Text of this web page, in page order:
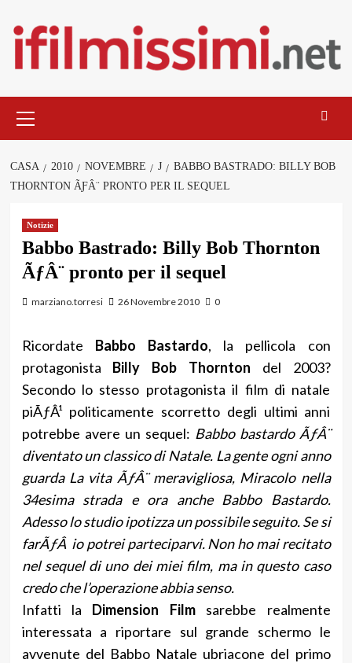
contenuto
principale
CASA 2010 NOVEMBRE J
BABBO BASTRADO: BILLY BOB
THORNTON ÃƑÂ¨ PRONTO PER IL SEQUEL
Notizie
Babbo Bastrado: Billy Bob Thornton
ÃƒÂ¨ pronto per il sequel
marziano.torresi 26 Novembre 2010 0
Ricordate Babbo Bastardo, la pellicola con
protagonista Billy Bob Thornton del 2003?
Secondo lo stesso protagonista il film di natale
piÃƒÂ¹ politicamente scorretto degli ultimi anni
potrebbe avere un sequel: Babbo bastardo ÃƒÂ¨
diventato un classico di Natale. La gente ogni anno
guarda La vita ÃƒÂ¨ meravigliosa, Miracolo nella
34esima strada e ora anche Babbo Bastardo.
Adesso lo studio ipotizza un possibile seguito. Se si
farÃƒÂ io potrei parteciparvi. Non ho mai recitato
nel sequel di uno dei miei film, ma in questo caso
credo che l’operazione abbia senso.
Infatti la Dimension Filmsarebbe realmente
interessata a riportare sul grande schermo le
avvenute del Babbo Natale ubriacone del primo